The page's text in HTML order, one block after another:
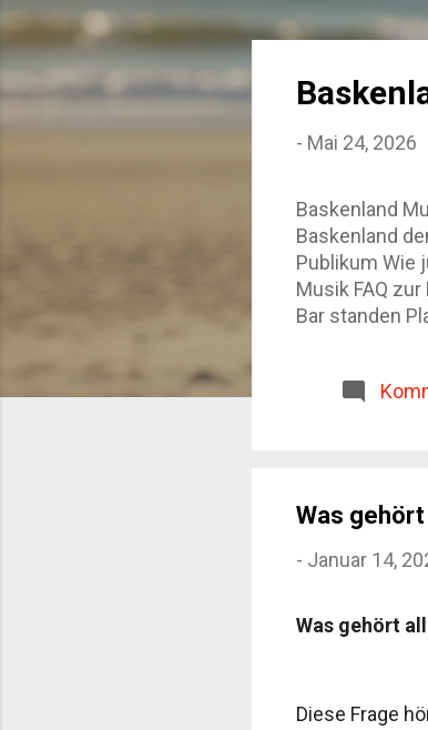
- Mai 24, 2026
Baskenland
Baskenland
Publikum Wie
Musik FAQ
Bar standen
macht die
Was
- Januar 14,
Was gehört
Diese Frage